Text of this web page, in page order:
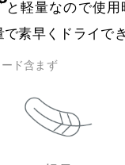
と軽量なので使
で素早くドライで
ド含まず